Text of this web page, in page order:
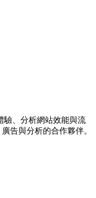
驗、分析網站效能與流
告與分析的合作夥伴。